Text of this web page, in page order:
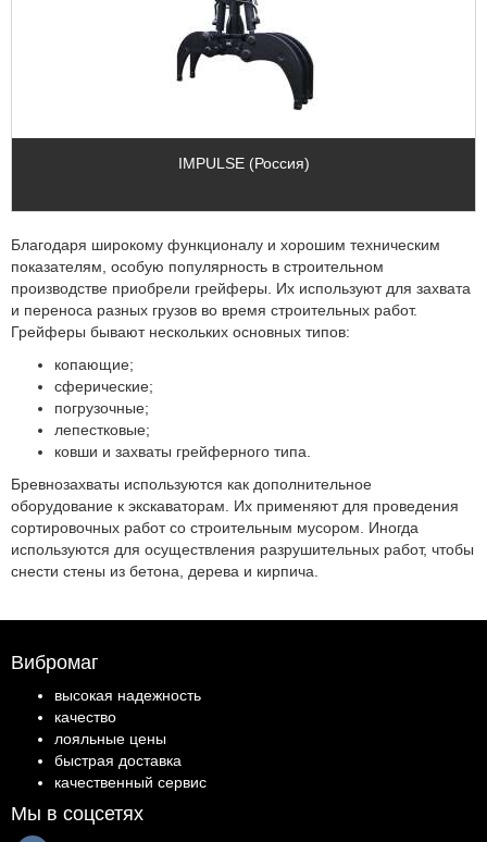
IMPULSE (Россия)
Благодаря широкому функционалу и хорошим техническим
показателям, особую популярность в строительном
производстве приобрели грейферы. Их используют для захвата
и переноса разных грузов во время строительных работ.
Грейферы бывают нескольких основных типов:
копающие;
сферические;
погрузочные;
лепестковые;
ковши и захваты грейферного типа.
Бревнозахваты используются как дополнительное
оборудование к экскаваторам. Их применяют для проведения
сортировочных работ со строительным мусором. Иногда
используются для осуществления разрушительных работ, чтобы
снести стены из бетона, дерева и кирпича.
Вибромаг
высокая надежность
качество
лояльные цены
быстрая доставка
качественный сервис
Мы в соцсетях